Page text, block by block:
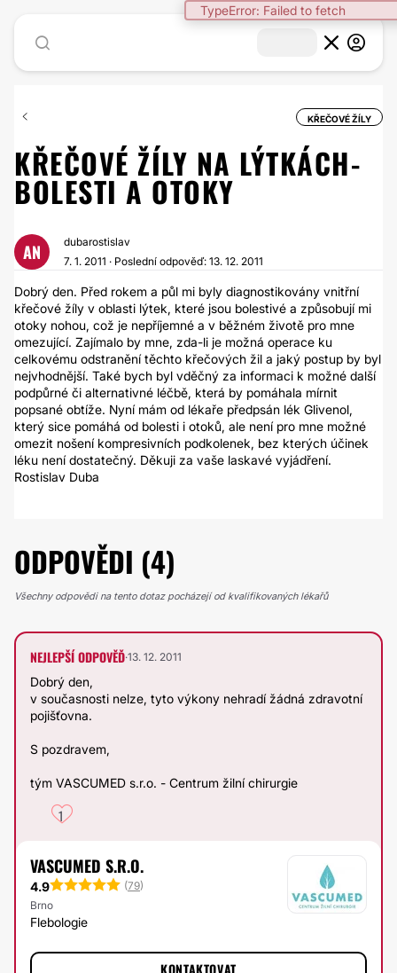
TypeError: Failed to fetch
KŘEČOVÉ ŽÍLY
KŘEČOVÉ ŽÍLY NA LÝTKÁCH-
BOLESTI A OTOKY
AN
dubarostislav
7. 1. 2011 · Poslední odpověď: 13. 12. 2011
Dobrý den. Před rokem a půl mi byly diagnostikovány vnitřní
křečové žíly v oblasti lýtek, které jsou bolestivé a způsobují mi
otoky nohou, což je nepříjemné a v běžném životě pro mne
omezující. Zajímalo by mne, zda-li je možná operace ku
celkovému odstranění těchto křečových žil a jaký postup by byl
nejvhodnější. Také bych byl vděčný za informaci k možné další
podpůrné či alternativné léčbě, která by pomáhala mírnit
popsané obtíže. Nyní mám od lékaře předpsán lék Glivenol,
který sice pomáhá od bolesti i otoků, ale není pro mne možné
omezit nošení kompresivních podkolenek, bez kterých účinek
léku není dostatečný. Děkuji za vaše laskavé vyjádření.
Rostislav Duba
ODPOVĚDI (4)
Všechny odpovědi na tento dotaz pocházejí od kvalifikovaných lékařů
NEJLEPŠÍ ODPOVĚĎ·13. 12. 2011
Dobrý den,
v současnosti nelze, tyto výkony nehradí žádná zdravotní
pojišťovna.
S pozdravem,
tým VASCUMED s.r.o. - Centrum žilní chirurgie
1
VASCUMED S.R.O.
4.9 (79)
Brno
Flebologie
KONTAKTOVAT